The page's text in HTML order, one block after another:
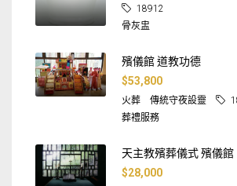
18912
骨灰盅
殯儀館 道教功德
$53,800
火葬 傳統守夜設靈
葬禮服務
天主教殯葬儀式 殯儀館
$28,000